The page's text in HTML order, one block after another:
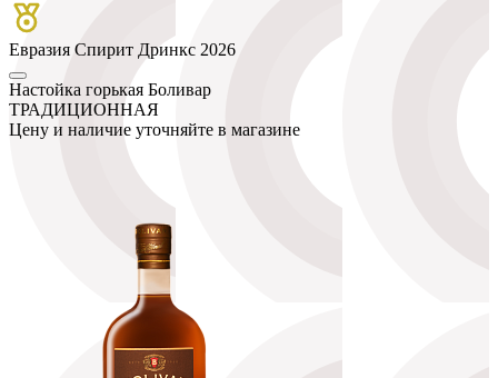
Евразия Спирит Дринкс 2026
Настойка горькая Боливар
ТРАДИЦИОННАЯ
Цену и наличие уточняйте в магазине